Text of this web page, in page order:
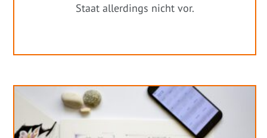
Staat allerdings nicht vor.